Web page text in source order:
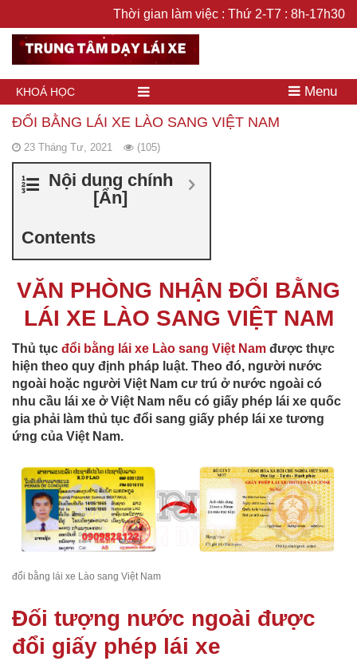
Thời gian làm việc : Thứ 2-T7 : 8h-17h30
KHOÁ HỌC Menu
ĐỔI BẰNG LÁI XE LÀO SANG VIỆT NAM
23 Tháng Tư, 2021 (105)
Nội dung chính
[Ẩn]
Contents
VĂN PHÒNG NHẬN ĐỔI BẰNG
LÁI XE LÀO SANG VIỆT NAM
Thủ tục đổi bằng lái xe Lào sang Việt Nam được thực
hiện theo quy định pháp luật. Theo đó, người nước
ngoài hoặc người Việt Nam cư trú ở nước ngoài có
nhu cầu lái xe ở Việt Nam nếu có giấy phép lái xe quốc
gia phải làm thủ tục đổi sang giấy phép lái xe tương
ứng của Việt Nam.
đổi bằng lái xe Lào sang Việt Nam
Đối tượng nước ngoài được
đổi giấy phép lái xe